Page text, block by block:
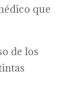
que
de los